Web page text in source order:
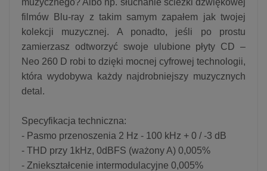
filmów Blu-ray z takim samym zapałem jak twojej
kolekcji muzycznej. A ponadto, jeśli po prostu
zamierzasz odtworzyć swoje ulubione płyty CD –
Neo 260 D robi to dzięki mocnej cyfrowej technologii,
która wydobywa każdy najdrobniejszy muzycznych
detal.
Specyfikacja techniczna:
- Pasmo przenoszenia 2 Hz - 100 kHz + 0 / -3 dB
- THD przy 1kHz, 0dBFS (ważony A) 0,005%
- Zniekształcenie intermodulacyjne 0,005%